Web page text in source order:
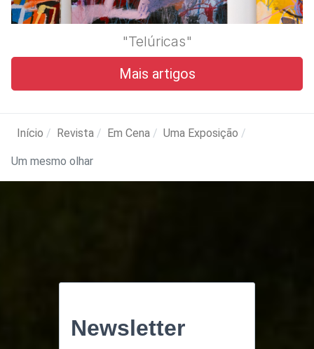
"Telúricas"
Mais artigos
Início Revista Em Cena Uma Exposição
Um mesmo olhar